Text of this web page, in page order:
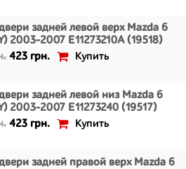
задней левой верх Mazda 6
2003-2007 E11273210A (19518)
423 грн. Купить
задней левой низ Mazda 6
2003-2007 E11273240 (19517)
423 грн. Купить
задней правой верх Mazda 6